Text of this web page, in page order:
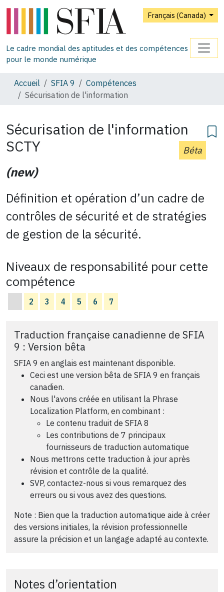
Français (Canada)
Le cadre mondial des aptitudes et des compétences
pour le monde numérique
Accueil SFIA 9
Compétences
Sécurisation de l'information
Sécurisation de l'information
SCTY
Béta
(new)
Définition et opération d’un cadre de
contrôles de sécurité et de stratégies
de gestion de la sécurité.
Niveaux de responsabilité pour cette
compétence
2 3 4 5 6 7
Traduction française canadienne de SFIA
9 : Version bêta
SFIA 9 en anglais est maintenant disponible.
Ceci est une version bêta de SFIA 9 en français
canadien.
Nous l'avons créée en utilisant la Phrase
Localization Platform, en combinant :
Le contenu traduit de SFIA 8
Les contributions de 7 principaux
fournisseurs de traduction automatique
Nous mettrons cette traduction à jour après
révision et contrôle de la qualité.
SVP, contactez-nous si vous remarquez des
erreurs ou si vous avez des questions.
Note : Bien que la traduction automatique aide à créer
des versions initiales, la révision professionnelle
assure la précision et un langage adapté au contexte.
Notes d’orientation